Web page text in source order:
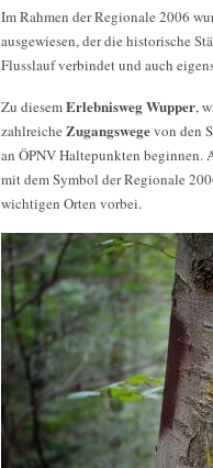
Im Rahmen der Regionale 2006
ausgewiesen, der die historische
Flusslauf verbindet und auch
Zu diesemErlebnisweg Wupper,
zahlreiche Zugangswegevon den
an ÖPNV Haltepunkten beginnen.
mit dem Symbol der Regionale
wichtigen Orten vorbei.